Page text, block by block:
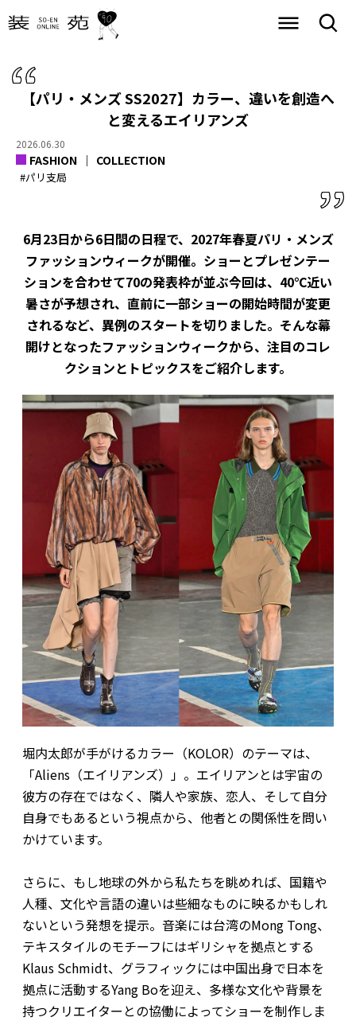
【パリ・メンズ SS2027】カラー、違いを創造へ
と変えるエイリアンズ
2026.06.30
FASHION COLLECTION
#パリ支局
6月23日から6日間の日程で、2027年春夏パリ・メンズ
ファッションウィークが開催。ショーとプレゼンテー
ションを合わせて70の発表枠が並ぶ今回は、40℃近い
暑さが予想され、直前に一部ショーの開始時間が変更
されるなど、異例のスタートを切りました。そんな幕
開けとなったファッションウィークから、注目のコレ
クションとトピックスをご紹介します。
堀内太郎が手がけるカラー（KOLOR）のテーマは、
「Aliens（エイリアンズ）」。エイリアンとは宇宙の
彼方の存在ではなく、隣人や家族、恋人、そして自分
自身でもあるという視点から、他者との関係性を問い
かけています。
さらに、もし地球の外から私たちを眺めれば、国籍や
人種、文化や言語の違いは些細なものに映るかもしれ
ないという発想を提示。音楽には台湾のMong Tong、
テキスタイルのモチーフにはギリシャを拠点とする
Klaus Schmidt、グラフィックには中国出身で日本を
拠点に活動するYang Boを迎え、多様な文化や背景を
持つクリエイターとの協働によってショーを制作しま